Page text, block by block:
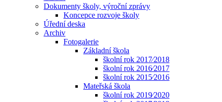
Dokumenty školy, výroční zprávy
Koncepce rozvoje školy
Úřední deska
Archiv
Fotogalerie
Základní škola
školní rok 2017⁄2018
školní rok 2016⁄2017
školní rok 2015⁄2016
Mateřská škola
školní rok 2019⁄2020